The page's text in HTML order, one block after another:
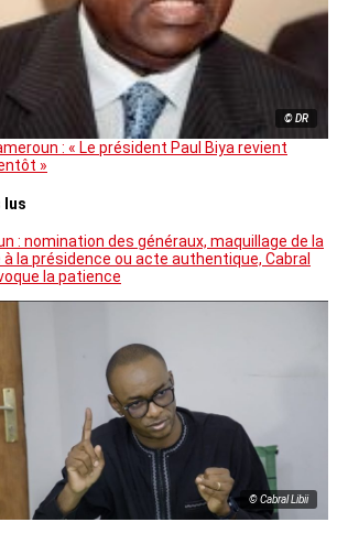
© DR
: « Le président Paul Biya revient
»
lus
: nomination des généraux, maquillage de la
la présidence ou acte authentique, Cabral
la patience
© Cabral Libii